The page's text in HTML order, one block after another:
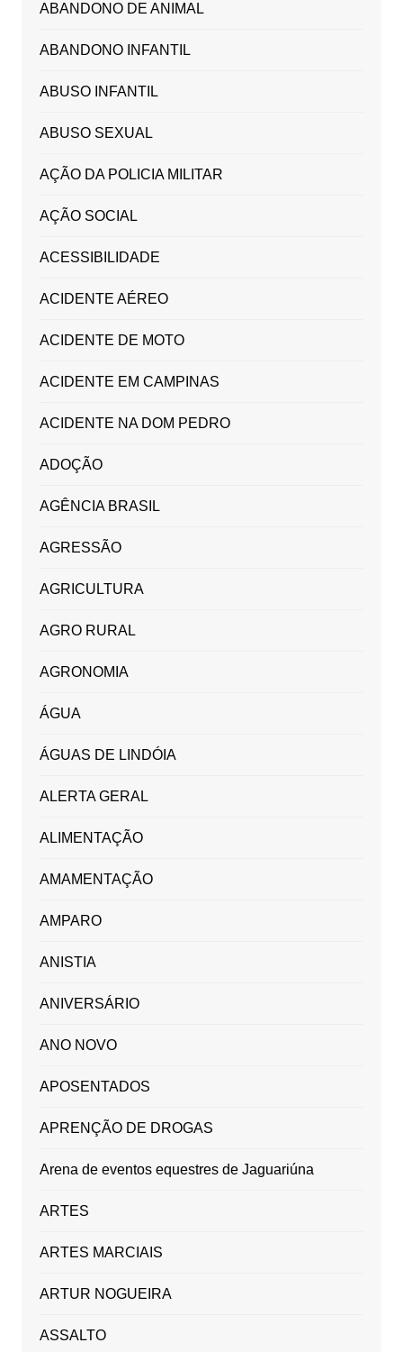
ABANDONO DE ANIMAL
ABANDONO INFANTIL
ABUSO INFANTIL
ABUSO SEXUAL
AÇÃO DA POLICIA MILITAR
AÇÃO SOCIAL
ACESSIBILIDADE
ACIDENTE AÉREO
ACIDENTE DE MOTO
ACIDENTE EM CAMPINAS
ACIDENTE NA DOM PEDRO
ADOÇÃO
AGÊNCIA BRASIL
AGRESSÃO
AGRICULTURA
AGRO RURAL
AGRONOMIA
ÁGUA
ÁGUAS DE LINDÓIA
ALERTA GERAL
ALIMENTAÇÃO
AMAMENTAÇÃO
AMPARO
ANISTIA
ANIVERSÁRIO
ANO NOVO
APOSENTADOS
APRENÇÃO DE DROGAS
Arena de eventos equestres de Jaguariúna
ARTES
ARTES MARCIAIS
ARTUR NOGUEIRA
ASSALTO